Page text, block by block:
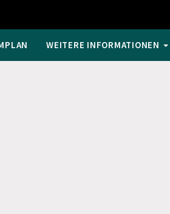
WEITERE INFORMATIONEN